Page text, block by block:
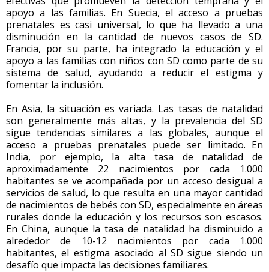
apoyo a las familias. En Suecia, el acceso a pruebas
prenatales es casi universal, lo que ha llevado a una
disminución en la cantidad de nuevos casos de SD.
Francia, por su parte, ha integrado la educación y el
apoyo a las familias con niños con SD como parte de su
sistema de salud, ayudando a reducir el estigma y
fomentar la inclusión.
En Asia, la situación es variada. Las tasas de natalidad
son generalmente más altas, y la prevalencia del SD
sigue tendencias similares a las globales, aunque el
acceso a pruebas prenatales puede ser limitado. En
India, por ejemplo, la alta tasa de natalidad de
aproximadamente 22 nacimientos por cada 1.000
habitantes se ve acompañada por un acceso desigual a
servicios de salud, lo que resulta en una mayor cantidad
de nacimientos de bebés con SD, especialmente en áreas
rurales donde la educación y los recursos son escasos.
En China, aunque la tasa de natalidad ha disminuido a
alrededor de 10-12 nacimientos por cada 1.000
habitantes, el estigma asociado al SD sigue siendo un
desafío que impacta las decisiones familiares.